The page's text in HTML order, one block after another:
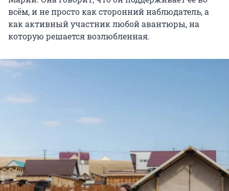
всём, и не просто как сторонний наблюдатель, а
как активный участник любой авантюры, на
которую решается возлюбленная.